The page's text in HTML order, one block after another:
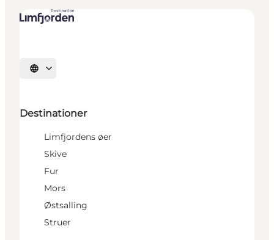
Vælg sprog
Destinationer
Limfjordens øer
Skive
Fur
Mors
Østsalling
Struer